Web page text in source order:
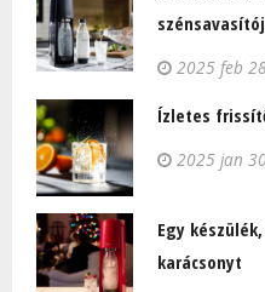
2025 feb
Ízletes
2025 jan
Egy
karácsonyt